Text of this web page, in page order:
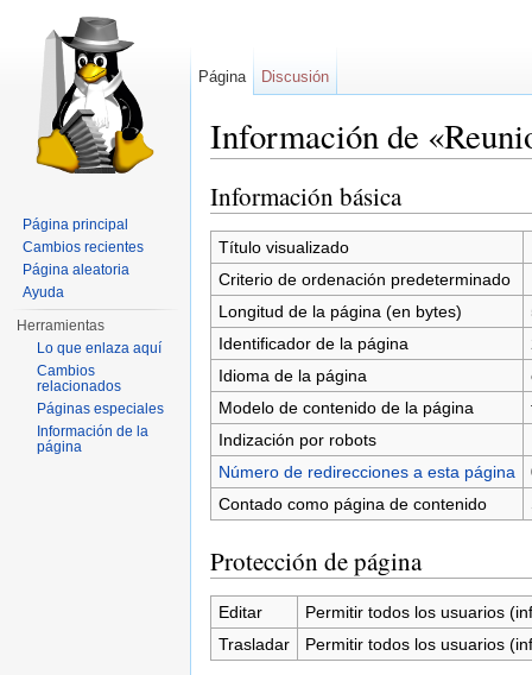
Información de
Información básica
Título visualizado
Criterio de ordenación predeterminado
Longitud de la página (en bytes)
Identificador de la página
Idioma de la página
Modelo de contenido de la página
Indización por robots
Número de redirecciones a esta página
Contado como página de contenido
Protección de página
Editar
Permitir todos los usuarios
Trasladar
Permitir todos los usuarios
Página Discusión
Página principal
Cambios recientes
Página aleatoria
Ayuda
Herramientas
Lo que enlaza aquí
Cambios
relacionados
Páginas especiales
Información de la
página